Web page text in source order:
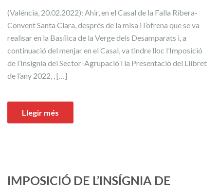
(Valéncia, 20.02.2022): Ahir, en el Casal de la Falla Ribera-
Convent Santa Clara, després de la misa i l’ofrena que se va
realisar en la Basílica de la Verge dels Desamparats i, a
continuació del menjar en el Casal, va tindre lloc l’Imposició
de l’Insígnia del Sector-Agrupació i la Presentació del Llibret
de l’any 2022, , […]
Llegir més
IMPOSICIÓ DE L’INSÍGNIA DE